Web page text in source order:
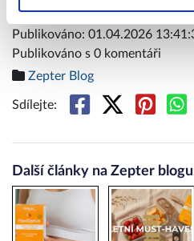
Publikováno: 01.04.2026
Publikováno s 0 komentáři
Zepter Blog
Sdílejte:
Další články na Zepter